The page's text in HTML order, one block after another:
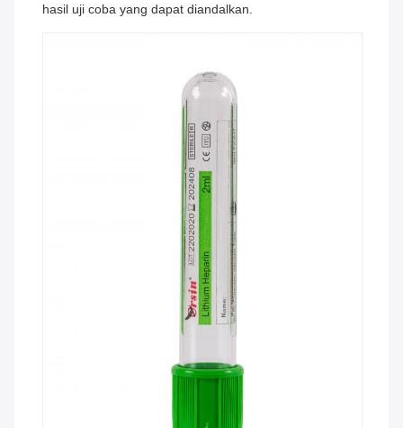
hasil uji coba yang dapat diandalkan.